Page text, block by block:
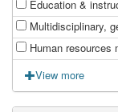
Education &
Multidisciplinary,
Human resources
View more